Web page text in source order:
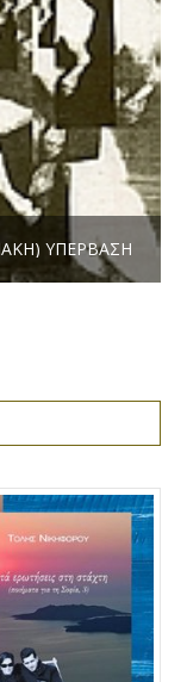
ΥΠΈΡΒΑΣΗ